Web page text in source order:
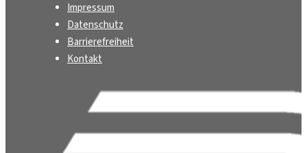
Impressum
Datenschutz
Barrierefreiheit
Kontakt